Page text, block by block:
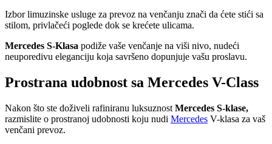
Izbor limuzinske usluge za prevoz na venčanju znači da ćete stići sa
stilom, privlačeći poglede dok se krećete ulicama.
Mercedes S-Klasa podiže vaše venčanje na viši nivo, nudeći
neuporedivu eleganciju koja savršeno dopunjuje vašu proslavu.
Prostrana udobnost sa Mercedes V-Class
Nakon što ste doživeli rafiniranu luksuznost Mercedes S-klase,
razmislite o prostranoj udobnosti koju nudi Mercedes V-klasa za vaš
venčani prevoz.